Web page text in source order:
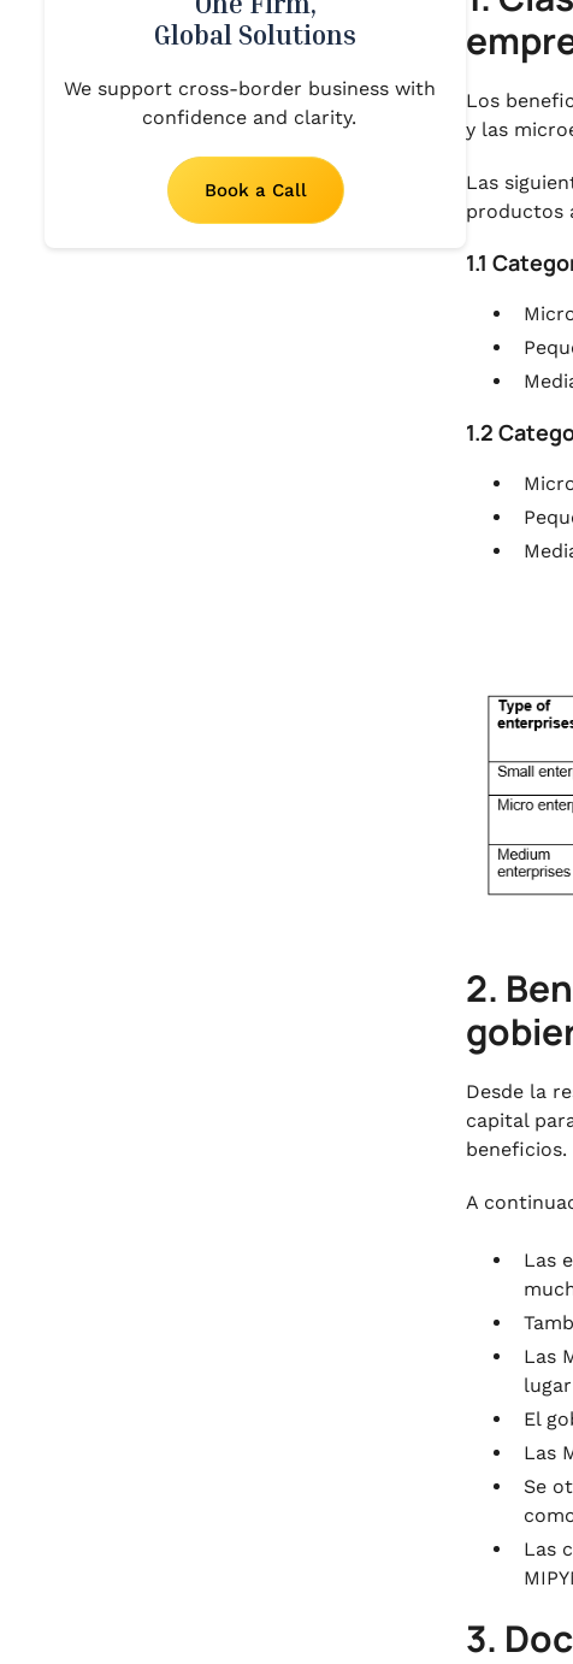
Global Solutions
We support cross-border business with
confidence and clarity.
Book a Call
Los
y las
Las
productos
1.1
1.2
2.
Desde la
capital
beneficios.
A
Las
Las
El
Las
Se
Las
3.